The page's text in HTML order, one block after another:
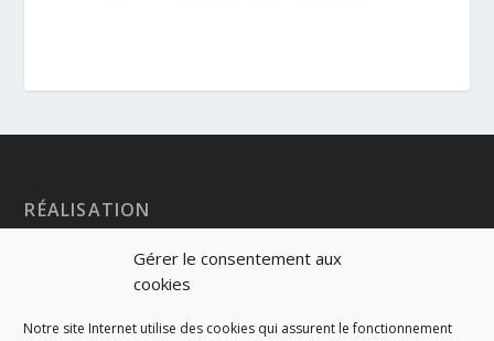
Gérer le consentement aux
cookies
Notre site Internet utilise des cookies qui assurent le fonctionnement
RÉALISATION